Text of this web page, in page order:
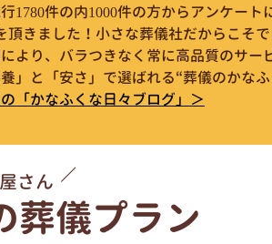
1780件の内1000件の方からアンケート
頂きました！小さな葬儀社だからこそ
より、バラつきなく常に高品質のサー
」と「安さ」で選ばれる“葬儀のかな
「かなふくな日々ブログ」＞
さん
葬儀プラン